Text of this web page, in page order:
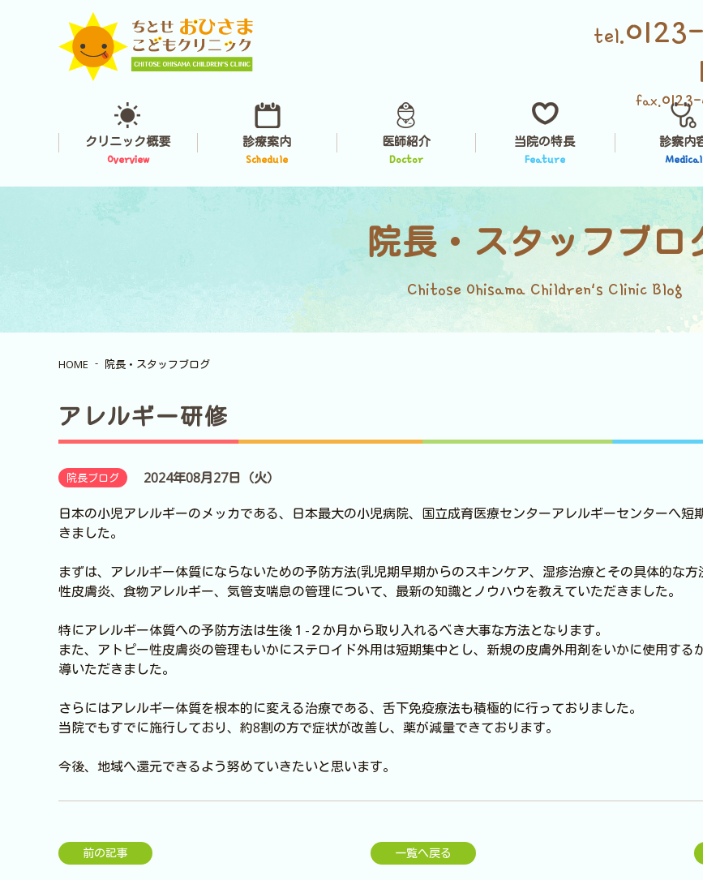
tel.
fax.
クリニック概要
Overview
診療案内
Schedule
医師紹介
Doctor
当院の特長
Feature
診察内
Medical
院長・スタッフブロ
Chitose Ohisama Children's Clinic Blog
HOME 院長・スタッフブログ
アレルギー研修
院長ブログ
2024年08月27日（火）
日本の小児アレルギーのメッカである、日本最大の小児病院、国立成育医療センターアレルギーセンターへ短
きました。
まずは、アレルギー体質にならないための予防方法(乳児期早期からのスキンケア、湿疹治療とその具体的な方
性皮膚炎、食物アレルギー、気管支喘息の管理について、最新の知識とノウハウを教えていただきました。
特にアレルギー体質への予防方法は生後１-２か月から取り入れるべき大事な方法となります。
また、アトピー性皮膚炎の管理もいかにステロイド外用は短期集中とし、新規の皮膚外用剤をいかに使用する
導いただきました。
さらにはアレルギー体質を根本的に変える治療である、舌下免疫療法も積極的に行っておりました。
当院でもすでに施行しており、約8割の方で症状が改善し、薬が減量できております。
今後、地域へ還元できるよう努めていきたいと思います。
前の記事 一覧へ戻る